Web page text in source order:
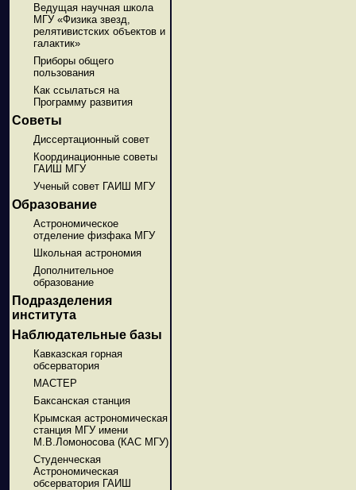
Ведущая научная школа
МГУ «Физика звезд,
релятивистских объектов и
галактик»
Приборы общего
пользования
Как ссылаться на
Программу развития
Советы
Диссертационный совет
Координационные советы
ГАИШ МГУ
Ученый совет ГАИШ МГУ
Образование
Астрономическое
отделение физфака МГУ
Школьная астрономия
Дополнительное
образование
Подразделения
института
Наблюдательные базы
Кавказская горная
обсерватория
МАСТЕР
Баксанская станция
Крымская астрономическая
станция МГУ имени
М.В.Ломоносова (КАС МГУ)
Студенческая
Астрономическая
обсерватория ГАИШ